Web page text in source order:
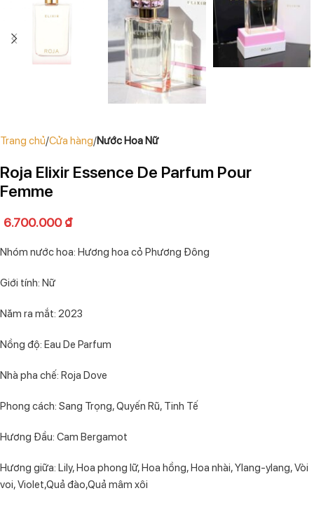
Trang chủ Cửa hàng Nước Hoa Nữ
Roja Elixir Essence De Parfum Pour
Femme
6.700.000₫
Nhóm nước hoa: Hương hoa cỏ Phương Đông
Giới tính: Nữ
Năm ra mắt: 2023
Nồng độ: Eau De Parfum
Nhà pha chế: Roja Dove
Phong cách: Sang Trọng, Quyến Rũ, Tinh Tế
Hương Đầu: Cam Bergamot
Hương giữa: Lily, Hoa phong lữ, Hoa hồng, Hoa nhài, Ylang-ylang, Vòi
voi, Violet,Quả đào,Quả mâm xôi